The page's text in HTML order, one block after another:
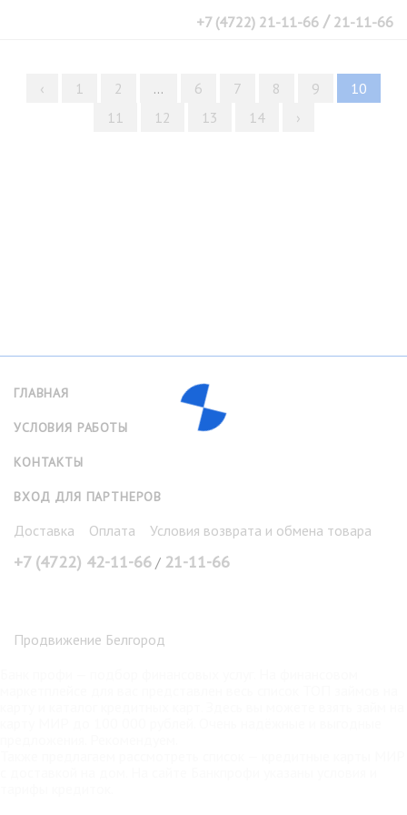
+7 (4722) 21-11-66 / 21-11-66
‹ 1 2 ... 6 7 8 9
10
11
12 13 14 ›
ГЛАВНАЯ
УСЛОВИЯ РАБОТЫ
КОНТАКТЫ
ВХОД ДЛЯ ПАРТНЕРОВ
Доставка Оплата Условия возврата и обмена товара
+7 (4722) 42-11-66 / 21-11-66
Продвижение Белгород